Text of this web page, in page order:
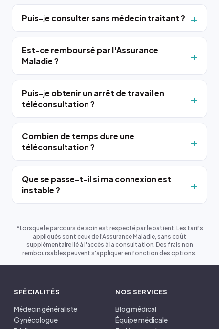
Puis-je consulter sans médecin traitant ?
Est-ce remboursé par l'Assurance
Maladie ?
Puis-je obtenir un arrêt de travail en
téléconsultation ?
Combien de temps dure une
téléconsultation ?
Que se passe-t-il si ma connexion est
instable ?
*Lorsque le parcours de soin est respecté par le patient. Les tarifs
appliqués sont ceux de l'Assurance Maladie, sans coût
supplémentaire lié à l'accès à la consultation. Des frais non
remboursables peuvent s'appliquer en fonction des options.
SPÉCIALITÉS
Médecin généraliste
Gynécologue
NOS SERVICES
Blog médical
Équipe médicale